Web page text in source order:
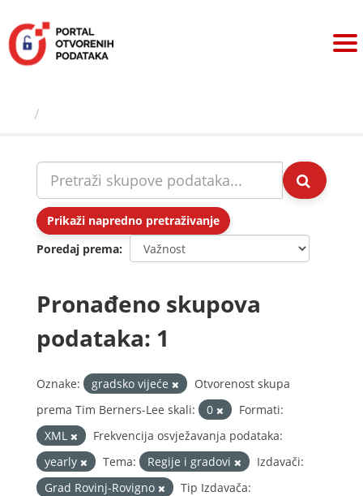
sadržaj
Prikaži napredno pretraživanje
Poredaj prema
Pronađeno skupova
podataka: 1
Oznake: gradsko vijeće
Otvorenost skupa
prema Tim Berners-Lee skali:
0
Formati:
XML
Frekvencija osvježavanja podataka:
yearly
Tema: Regije i gradovi
Izdavači:
Grad Rovinj-Rovigno
Tip Izdavača: